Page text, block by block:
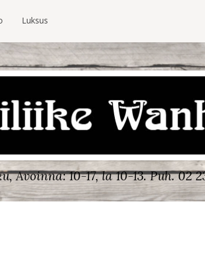
Luksus
Avoinna: 10-17, la 10-13.Puh. 02